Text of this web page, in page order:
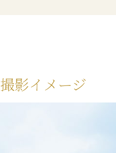
撮影イメージ